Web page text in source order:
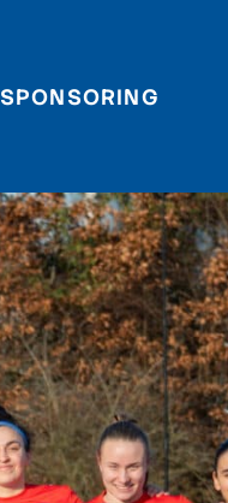
SPONSORING